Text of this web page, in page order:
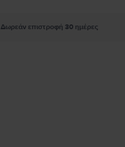
Δωρεάν επιστροφή 30 ημέρες